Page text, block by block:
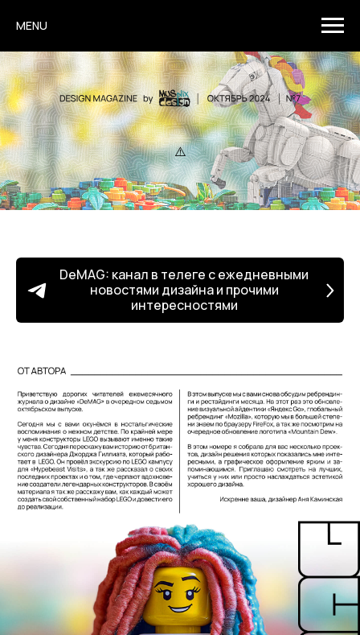
MENU
DeMAG: канал в телеге с ежедневными
новостями дизайна и прочими
интересностями